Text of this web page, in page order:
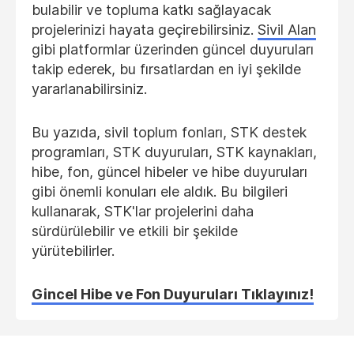
bulabilir ve topluma katkı sağlayacak
projelerinizi hayata geçirebilirsiniz. Sivil Alan
gibi platformlar üzerinden güncel duyuruları
takip ederek, bu fırsatlardan en iyi şekilde
yararlanabilirsiniz.
Bu yazıda, sivil toplum fonları, STK destek
programları, STK duyuruları, STK kaynakları,
hibe, fon, güncel hibeler ve hibe duyuruları
gibi önemli konuları ele aldık. Bu bilgileri
kullanarak, STK'lar projelerini daha
sürdürülebilir ve etkili bir şekilde
yürütebilirler.
Gincel Hibe ve Fon Duyuruları Tıklayınız!